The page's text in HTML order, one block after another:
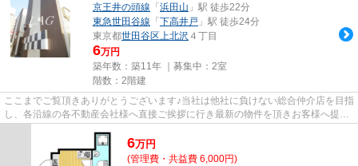
京王井の頭線 「 浜田山 」駅 徒歩22分
東急世田谷線 「 下高井戸 」駅 徒歩24分
東京都世田谷区上北沢 ４丁目
6万円
築年数：築11年 ｜募集中： 2室
階数：2階建
ここまでご覧頂きありがとうございます♪当社は他社に負けない総合仲介店を目指
し、各沿線の各不動産会社様へ直接ご挨拶に行き最新の物件を頂きお客様へ提供
6万円
(管理費・共益費 6,000円)